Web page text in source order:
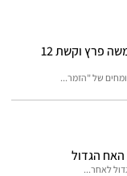
המהלך המפתיע של משה פרץ וקשת 12
"הזמר...